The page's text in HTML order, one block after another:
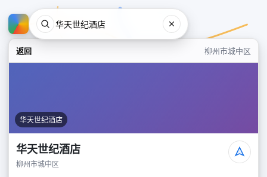
返回 柳州市城中区
华天世纪酒店
华天世纪酒店
柳州市城中区